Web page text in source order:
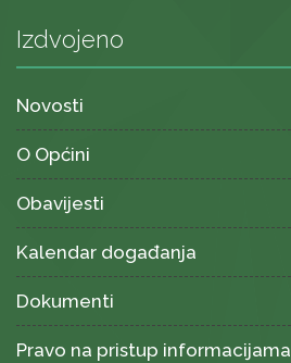
Izdvojeno
Novosti
O Općini
Obavijesti
Kalendar događanja
Dokumenti
Pravo na pristup informacijama